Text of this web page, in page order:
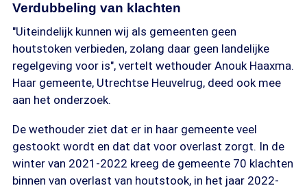
Verdubbeling van klachten
"Uiteindelijk kunnen wij als gemeenten geen
houtstoken verbieden, zolang daar geen landelijke
regelgeving voor is", vertelt wethouder Anouk Haaxma.
Haar gemeente, Utrechtse Heuvelrug, deed ook mee
aan het onderzoek.
De wethouder ziet dat er in haar gemeente veel
gestookt wordt en dat dat voor overlast zorgt. In de
winter van 2021-2022 kreeg de gemeente 70 klachten
binnen van overlast van houtstook, in het jaar 2022-